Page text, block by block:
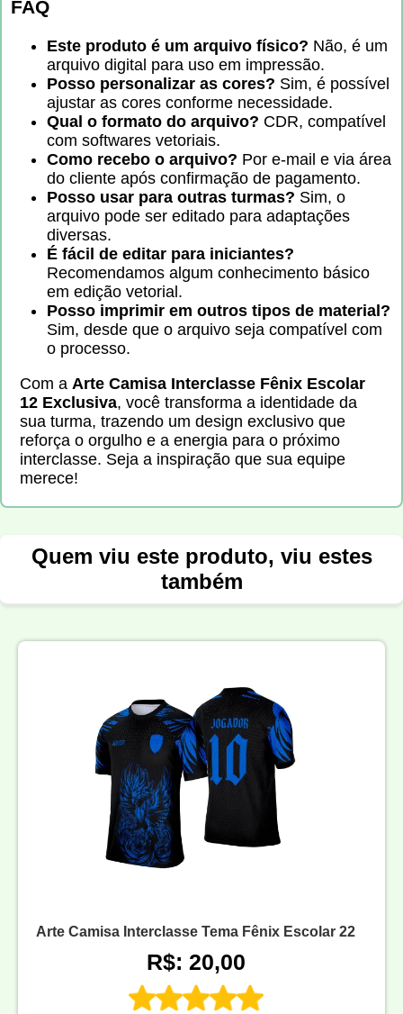
FAQ
Este produto é um arquivo físico? Não, é um
arquivo digital para uso em impressão.
Posso personalizar as cores? Sim, é possível
ajustar as cores conforme necessidade.
Qual o formato do arquivo? CDR, compatível
com softwares vetoriais.
Como recebo o arquivo? Por e-mail e via área
do cliente após confirmação de pagamento.
Posso usar para outras turmas? Sim, o
arquivo pode ser editado para adaptações
diversas.
É fácil de editar para iniciantes?
Recomendamos algum conhecimento básico
em edição vetorial.
Posso imprimir em outros tipos de material?
Sim, desde que o arquivo seja compatível com
o processo.
Com a Arte Camisa Interclasse Fênix Escolar
12 Exclusiva, você transforma a identidade da
sua turma, trazendo um design exclusivo que
reforça o orgulho e a energia para o próximo
interclasse. Seja a inspiração que sua equipe
merece!
Quem viu este produto, viu estes
também
Arte Camisa Interclasse Tema Fênix Escolar 22
R$: 20,00